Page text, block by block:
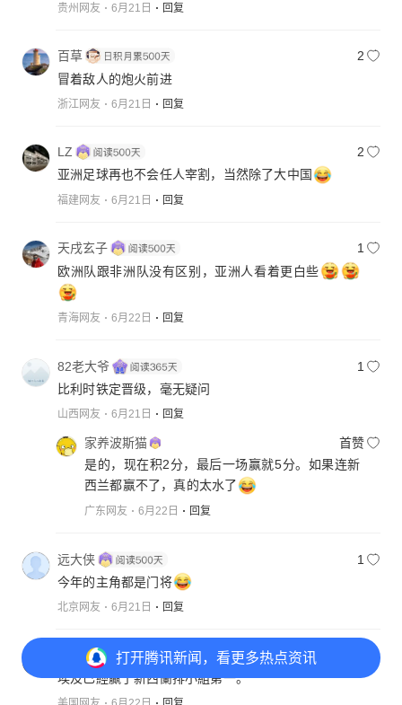
打开腾讯新闻，看更多热点资讯
贵州网友 6月21日 回复
百草
2
冒着敌人的炮火前进
浙江网友 6月21日 回复
LZ
2
亚洲足球再也不会任人宰割，当然除了大中国
福建网友 6月21日 回复
天戌玄子
1
欧洲队跟非洲队没有区别，亚洲人看着更白些
青海网友 6月22日 回复
82老大爷
1
比利时铁定晋级，毫无疑问
山西网友 6月21日 回复
家养波斯猫
首赞
是的，现在积2分，最后一场赢就5分。如果连新
西兰都赢不了，真的太水了
广东网友 6月22日 回复
远大侠
1
今年的主角都是门将
北京网友 6月21日 回复
Man Lap Lee 李民立
埃及已經贏了新西蘭排小組第一。